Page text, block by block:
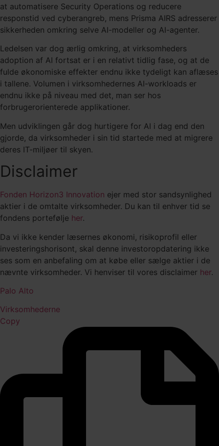
at automatisere Security Operations og reducere
responstid ved cyberangreb, mens Prisma AIRS adresserer
sikkerheden omkring selve AI-modeller og AI-agenter.
Ledelsen var dog ærlig omkring, at virksomheders
adoption af AI fortsat er i en relativt tidlig fase, og at de
fulde økonomiske effekter endnu ikke tydeligt kan aflæses
i tallene. Volumen i virksomhedernes AI-workloads er
endnu ikke på niveau med det, man ser hos
forbrugerorienterede applikationer.
Men udviklingen går dog hurtigere for AI i dag end den
gjorde, da virksomheder i sin tid startede med at migrere
deres IT-miljøer til skyen.
Disclaimer
Fonden Horizon3 Innovation ejer med stor sandsynlighed
aktier i de omtalte virksomheder. Du kan til enhver tid se
fondens portefølje her.
Da vi ikke kender læsernes økonomi, risikoprofil eller
investeringshorisont, skal denne investoropdatering ikke
ses som en anbefaling om at købe eller sælge aktier i de
nævnte virksomheder. Vi henviser til vores disclaimer her.
Palo Alto
Virksomhederne
Copy